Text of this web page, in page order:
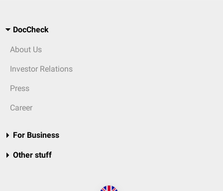
DocCheck
About Us
Investor Relations
Press
Career
For Business
Other stuff